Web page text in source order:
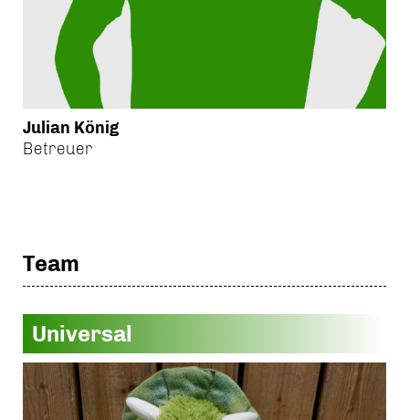
Julian König
Betreuer
Team
Universal